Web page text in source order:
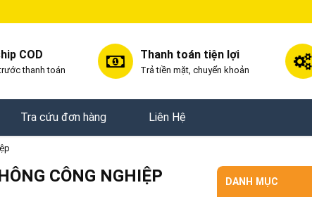
COD
thanh toán
Thanh toán tiện lợi
Trả tiền mặt, chuyển khoản
Tra cứu đơn hàng Liên Hệ
CÔNG NGHIỆP DANH MỤC